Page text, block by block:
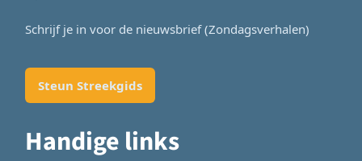
Schrijf je in voor de nieuwsbrief (Zondagsverhalen)
Steun Streekgids
Handige links